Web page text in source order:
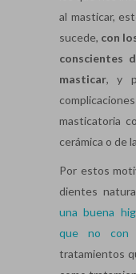
al masticar,
sucede, con
conscientes
masticar, y
masticatoria
cerámica o de
Por estos
dientes
una buena
que no con
tratamientos